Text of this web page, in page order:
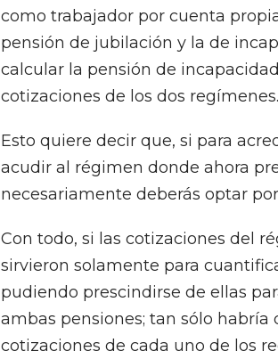
como trabajador por cuenta
pensión de jubilación y la de
calcular la pensión de
cotizaciones de los dos regímenes.
Esto quiere decir que, si para
acudir al régimen donde ahora
necesariamente deberás optar
Con todo, si las cotizaciones del
sirvieron solamente para
pudiendo prescindirse de ellas
ambas pensiones; tan sólo
cotizaciones de cada uno de los